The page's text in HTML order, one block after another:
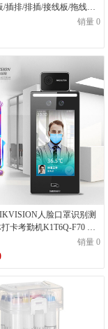
插排/排插/接线板/拖线板
3米PC-WZ635
销量 0
人脸口罩识别测
卡考勤机K1T6Q-F70 企
餐厅学校车站防疫系统门
销量 0